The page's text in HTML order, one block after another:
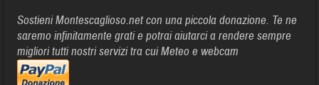
Sostieni Montescaglioso.net con una piccola donazione. Te ne
saremo infinitamente grati e potrai aiutarci a rendere sempre
migliori tutti nostri servizi tra cui Meteo e webcam